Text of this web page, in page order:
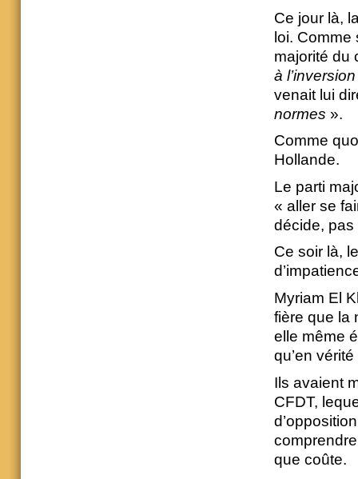
Ce jour là,
loi. Comme
majorité du
à
venait lui
normes ».
Comme
Hollande.
Le parti
« aller se
décide, pas
Ce soir là,
Myriam El
fière que la
elle même
qu’en
Ils avaient
CFDT,
que coûte.